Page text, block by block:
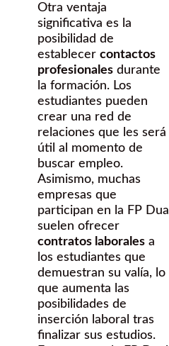
Otra ventaja
significativa es la
posibilidad de
establecer contactos
profesionales durante
la formación. Los
estudiantes pueden
crear una red de
relaciones que les será
útil al momento de
buscar empleo.
Asimismo, muchas
empresas que
participan en la FP Dual
suelen ofrecer
contratos laborales a
los estudiantes que
demuestran su valía, lo
que aumenta las
posibilidades de
inserción laboral tras
finalizar sus estudios.